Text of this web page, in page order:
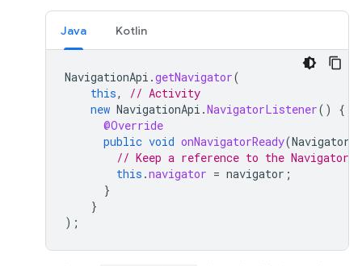
Java Kotlin
NavigationApi .getNavigator(
this,
// Activity
new NavigationApi .NavigatorListener()
{
@Override
public void onNavigatorReady(Navigator
// Keep a reference to the Navigator
this .navigator = navigator ;
}
}
);